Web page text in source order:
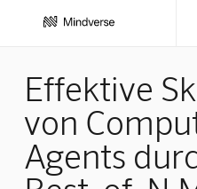
Effektive
von
Agents